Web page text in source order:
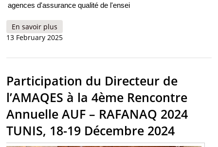
agences d'assurance qualité de l'ensei
En savoir plus
les bonnes pratiques et les défis futurs de
13 February 2025
Participation du Directeur de
l’AMAQES à la 4ème Rencontre
Annuelle AUF – RAFANAQ 2024
TUNIS, 18-19 Décembre 2024